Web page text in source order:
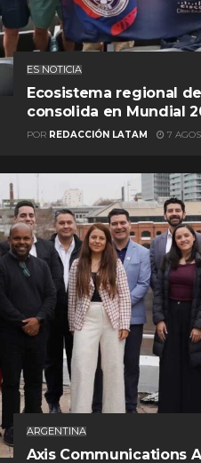
ES NOTICIA
Ecosistema regional
consolida en Mundial
POR REDACCIÓN LATAM 7
ARGENTINA
Axis Communications